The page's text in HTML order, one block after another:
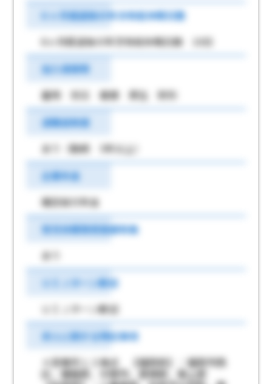
6 ヶ月経過後の年次有給休暇日数
6ヶ月経過後の年次有給休暇日数 10日
加入保険等
雇用 労災 健康 厚生 財形
退職金制度
あり（勤続 5年以上）
企業年金
確定給付年金
育児休業取得実績有無
あり
ＵＩＪターン歓迎
ＵＩＪターン歓迎
求人に関する特記事項
＊営業所１３拠点 【福岡県】：福岡市西
区、糟屋郡、中間市、嘉穂郡、築上郡